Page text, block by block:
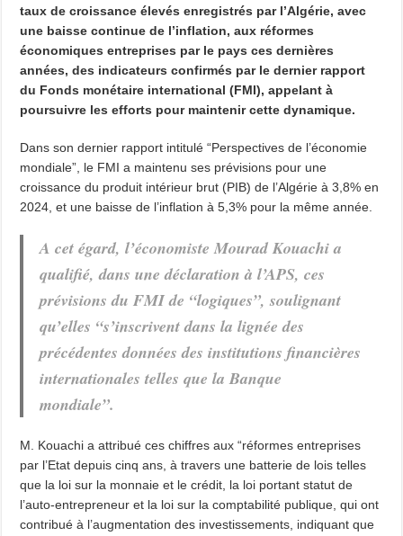
taux de croissance élevés enregistrés par l’Algérie, avec
une baisse continue de l’inflation, aux réformes
économiques entreprises par le pays ces dernières
années, des indicateurs confirmés par le dernier rapport
du Fonds monétaire international (FMI), appelant à
poursuivre les efforts pour maintenir cette dynamique.
Dans son dernier rapport intitulé “Perspectives de l’économie
mondiale”, le FMI a maintenu ses prévisions pour une
croissance du produit intérieur brut (PIB) de l’Algérie à 3,8% en
2024, et une baisse de l’inflation à 5,3% pour la même année.
A cet égard, l’économiste Mourad Kouachi a
qualifié, dans une déclaration à l’APS, ces
prévisions du FMI de “logiques”, soulignant
qu’elles “s’inscrivent dans la lignée des
précédentes données des institutions financières
internationales telles que la Banque
mondiale”.
M. Kouachi a attribué ces chiffres aux “réformes entreprises
par l’Etat depuis cinq ans, à travers une batterie de lois telles
que la loi sur la monnaie et le crédit, la loi portant statut de
l’auto-entrepreneur et la loi sur la comptabilité publique, qui ont
contribué à l’augmentation des investissements, indiquant que